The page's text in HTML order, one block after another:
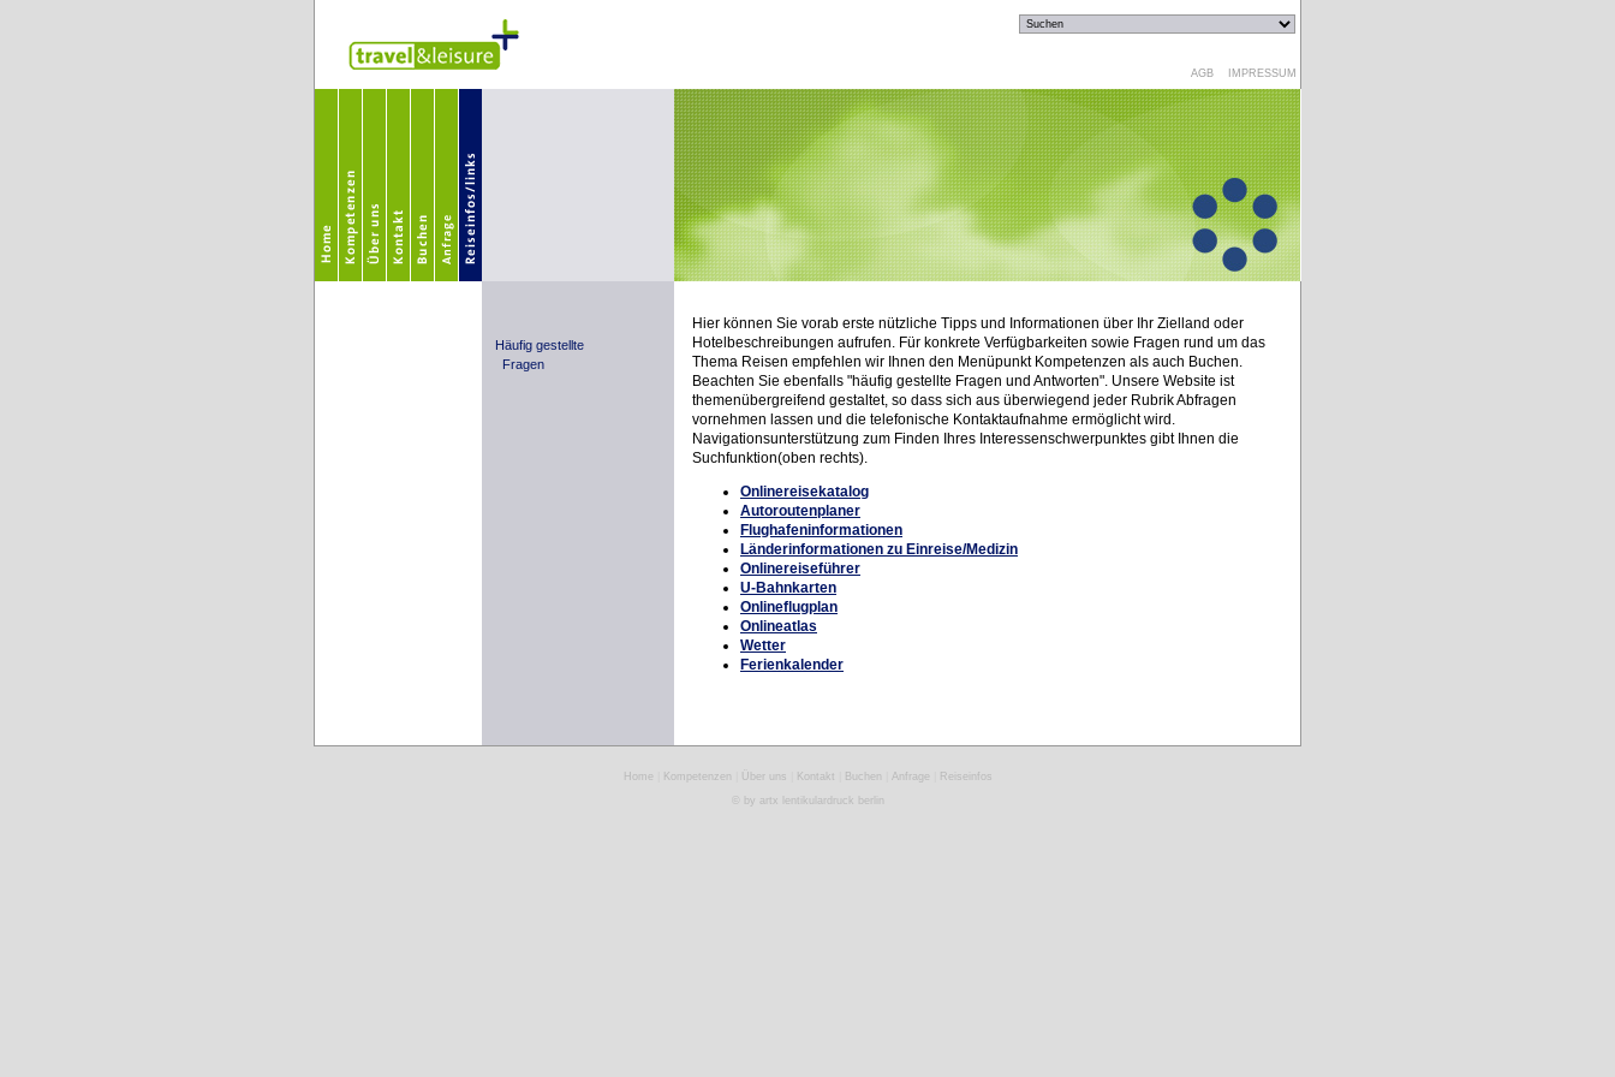
AGB IMPRESSUM
Häufig gestellte
Fragen
Hier können Sie vorab erste nützliche Tipps und Informationen über Ihr Zielland oder
Hotelbeschreibungen aufrufen. Für konkrete Verfügbarkeiten sowie Fragen rund um das
Thema Reisen empfehlen wir Ihnen den Menüpunkt Kompetenzen als auch Buchen.
Beachten Sie ebenfalls "häufig gestellte Fragen und Antworten". Unsere Website ist
themenübergreifend gestaltet, so dass sich aus überwiegend jeder Rubrik Abfragen
vornehmen lassen und die telefonische Kontaktaufnahme ermöglicht wird.
Navigationsunterstützung zum Finden Ihres Interessenschwerpunktes gibt Ihnen die
Suchfunktion(oben rechts).
Onlinereisekatalog
Autoroutenplaner
Flughafeninformationen
Länderinformationen zu Einreise/Medizin
Onlinereiseführer
U-Bahnkarten
Onlineflugplan
Onlineatlas
Wetter
Ferienkalender
Home Kompetenzen Über uns Kontakt Buchen Anfrage
Reiseinfos
© by artx lentikulardruck berlin